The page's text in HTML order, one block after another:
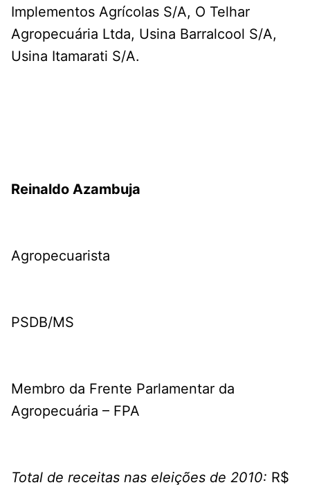
Implementos Agrícolas S/A, O Telhar
Agropecuária Ltda, Usina Barralcool S/A,
Usina Itamarati S/A.
Reinaldo Azambuja
Agropecuarista
PSDB/MS
Membro da Frente Parlamentar da
Agropecuária – FPA
Total de receitas nas eleições de 2010: R$